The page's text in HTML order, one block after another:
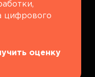
цифрового
оценку